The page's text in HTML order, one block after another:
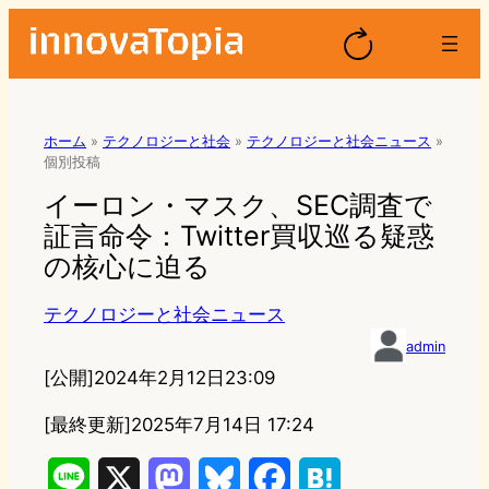
ホーム » テクノロジーと社会 » テクノロジーと社会ニュース »
個別投稿
イーロン・マスク、SEC調査で
証言命令：Twitter買収巡る疑惑
の核心に迫る
テクノロジーと社会ニュース
admin
[公開]2024年2月12日23:09
[最終更新]2025年7月14日 17:24